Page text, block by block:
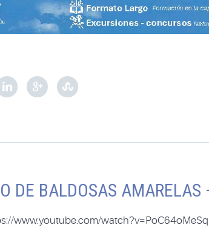
DE BALDOSAS AMARELAS
www.youtube.com/